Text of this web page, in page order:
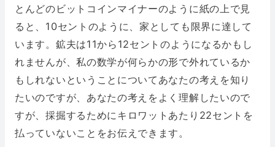
とんどのビットコインマイナーのように紙の上で見
ると、10セントのように、家としても限界に達して
います。鉱夫は11から12セントのようになるかもし
れませんが、私の数学が何らかの形で外れているか
もしれないということについてあなたの考えを知り
たいのですが、あなたの考えをよく理解したいので
すが、採掘するためにキロワットあたり22セントを
払っていないことをお伝えできます。